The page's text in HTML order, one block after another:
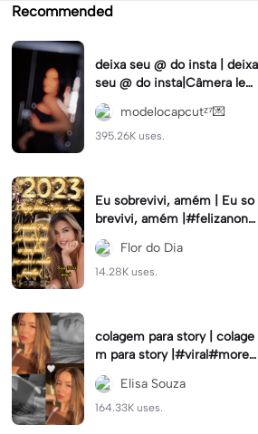
Recommended
deixa seu @ do insta | deixa
seu @ do insta|Câmera lent
a #fyp #viral #trend #fyp
ツ⁠
modelocapcutᶻ⁷💌
395.26K uses.
Eu sobrevivi, amém | Eu so
brevivi, amém |#felizanono
#feliz2023
Flor do Dia
14.28K uses.
colagem para story | colage
m para story |#viral#moren
a#instastory#colagemdefo
tos#instaElisa Souza
164.33K uses.